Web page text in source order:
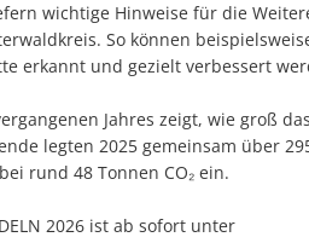
wichtige Hinweise für die
So können
erkannt und gezielt verbessert
Jahres zeigt, wie groß
legten 2025 gemeinsam über
rund 48 Tonnen CO₂ ein.
2026 ist ab sofort unter